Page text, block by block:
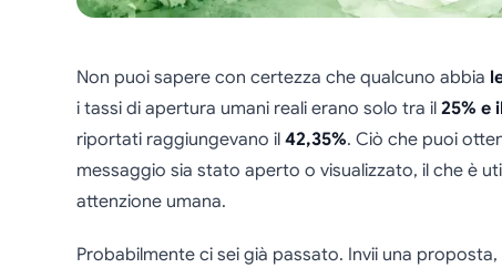
Non puoi sapere con certezza che qualcuno abbia
i tassi di apertura umani reali erano solo tra il 25% e
riportati raggiungevano il 42,35%. Ciò che puoi
messaggio sia stato aperto o visualizzato, il che è
attenzione umana.
Probabilmente ci sei già passato. Invii una